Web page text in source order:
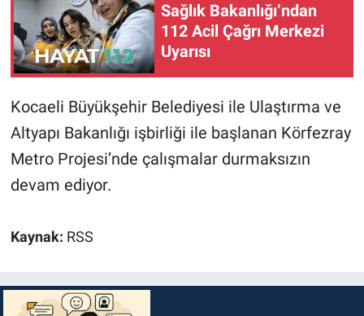
Sağlık Bakanlığı’ndan
112 Acil Çağrı Merkezi
Uyarısı
Kocaeli Büyükşehir Belediyesi ile Ulaştırma ve
Altyapı Bakanlığı işbirliği ile başlanan Körfezray
Metro Projesi’nde çalışmalar durmaksızın
devam ediyor.
Kaynak: RSS